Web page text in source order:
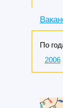
По
2006